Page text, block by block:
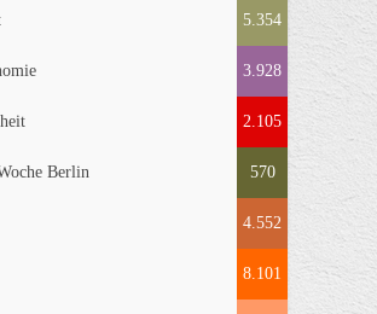
5.354
3.928
2.105
Berlin 570
4.552
8.101